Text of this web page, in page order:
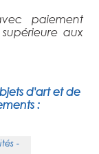
paiement
aux
d'art et de
:
-